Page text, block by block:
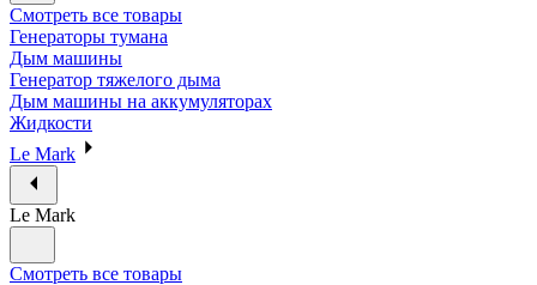
Смотреть все товары
Генераторы тумана
Дым машины
Генератор тяжелого дыма
Дым машины на аккумуляторах
Жидкости
Le Mark
Le Mark
Смотреть все товары